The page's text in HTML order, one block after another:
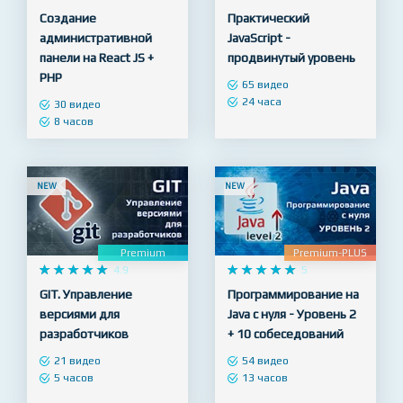
    
     5
панели на React JS +
PHP
8 часов
Premium-PLUS
   
   
Практический
JavaScript -
продвинутый уровень
NEW
    
     4.9
GIT. Управление
версиями для
разработчиков
NEW
Premium-PLUS
    
     5
Программирование на
Java с нуля - Уровень 2
+ 10 собеседований